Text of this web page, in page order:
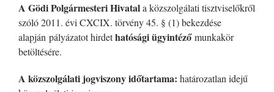
A Gödi Polgármesteri Hivatala közszolgálati tisztviselőkről
szóló 2011. évi CXCIX. törvény 45. § (1) bekezdése
alapján pályázatot hirdethatósági ügyintézőmunkakör
betöltésére.
A közszolgálati jogviszony időtartama: határozatlan idejű